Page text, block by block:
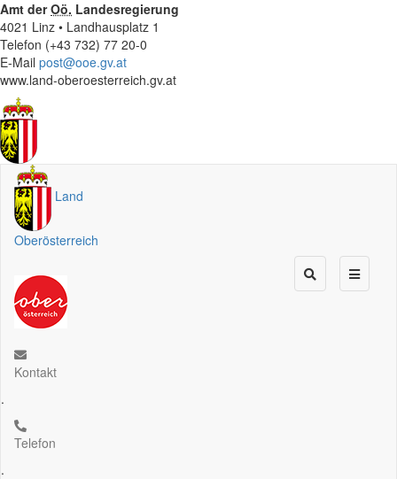
Amt derOö. Landesregierung
4021 Linz • Landhausplatz 1
Telefon (+43 732) 77 20-0
E-Mail post@ooe.gv.at
www.land-oberoesterreich.gv.at
Land
Oberösterreich
Kontakt
.
Telefon
.